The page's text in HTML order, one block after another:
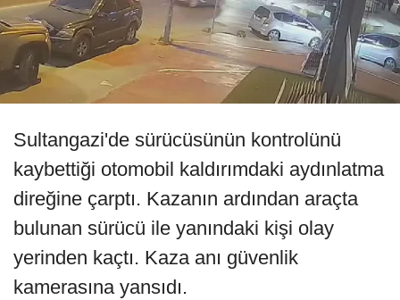
Sultangazi'de sürücüsünün kontrolünü
kaybettiği otomobil kaldırımdaki aydınlatma
direğine çarptı. Kazanın ardından araçta
bulunan sürücü ile yanındaki kişi olay
yerinden kaçtı. Kaza anı güvenlik
kamerasına yansıdı.